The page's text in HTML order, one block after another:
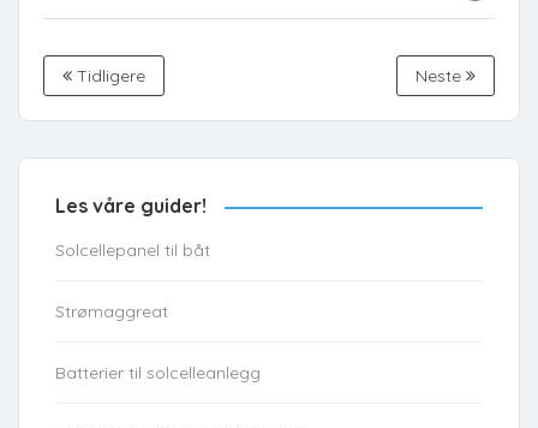
Tidligere Neste
Les våre guider!
Solcellepanel til båt
Strømaggreat
Batterier til solcelleanlegg